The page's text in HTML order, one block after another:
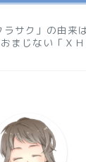
サク」の由来
まじない「Ｘ